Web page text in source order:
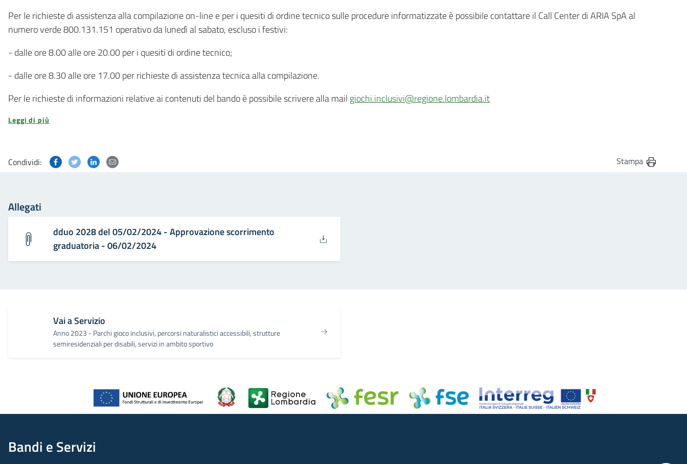
Per le richieste di assistenza alla compilazione on-line e per i quesiti di ordine tecnico sulle procedure informatizzate è possibile contattare il Call Center di ARIA SpA al
numero verde 800.131.151 operativo da lunedì al sabato, escluso i festivi:
- dalle ore 8.00 alle ore 20.00 per i quesiti di ordine tecnico;
- dalle ore 8.30 alle ore 17.00 per richieste di assistenza tecnica alla compilazione.
Per le richieste di informazioni relative ai contenuti del bando è possibile scrivere alla mail giochi.inclusivi@regione.lombardia.it
Leggi di più
Condividi: Condividi questa pagina su Facebook
Condividi questa pagina su Twitter
Condividi questa pagina su Linkedin Stampa
Allegati
dduo 2028 del 05/02/2024 - Approvazione scorrimento
graduatoria - 06/02/2024
Vai a Servizio
Anno 2023 - Parchi gioco inclusivi, percorsi naturalistici accessibili, strutture
semiresidenziali per disabili, servizi in ambito sportivo
Bandi e Servizi